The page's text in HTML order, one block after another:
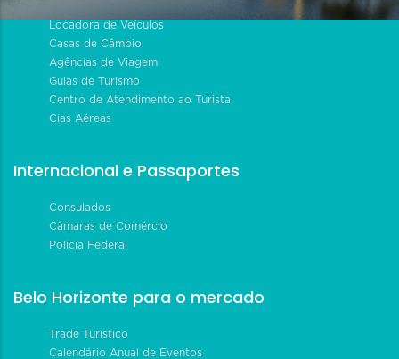
Locadora de Veículos
Casas de Câmbio
Agências de Viagem
Guias de Turismo
Centro de Atendimento ao Turista
Cias Aéreas
Internacional e Passaportes
Consulados
Câmaras de Comércio
Polícia Federal
Belo Horizonte para o mercado
Trade Turístico
Calendário Anual de Eventos